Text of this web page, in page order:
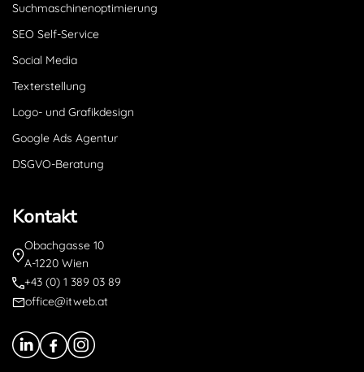
Suchmaschinenoptimierung
SEO Self-Service
Social Media
Texterstellung
Logo- und Grafikdesign
Google Ads Agentur
DSGVO-Beratung
Kontakt
Obachgasse 10
A-1220 Wien
+43 (0) 1 389 03 89
office@itweb.at